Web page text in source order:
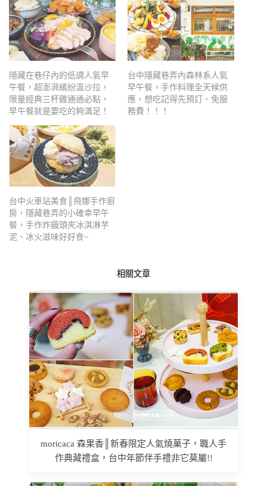
隱藏在巷仔內的低調人氣早
午餐，超澎湃繽紛溫沙拉，
限量經典三杯雞通通必點，
早午餐就是要吃的夠滿足！
台中隱藏巷弄內森林系人氣
早午餐，手作料理全天候供
應，想吃記得先預訂、免服
務費！！！
台中火車站美食║飛娜手作廚
房，隱藏巷弄的小確幸早午
餐，手作炸饅頭夾冰淇淋芋
泥、冰火滋味好好食~
相關文章
moricaca 森果香║新春限定人氣燒菓子，職人手
作典藏禮盒，台中年節伴手禮非它莫屬!!